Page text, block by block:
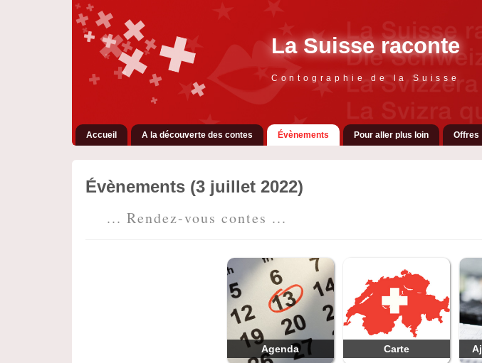
La Suisse raconte
Contographie de la Suisse
Accueil A la découverte des contes Évènements Pour aller plus loin Offres
Évènements (3 juillet 2022)
... Rendez-vous contes ...
Agenda Carte